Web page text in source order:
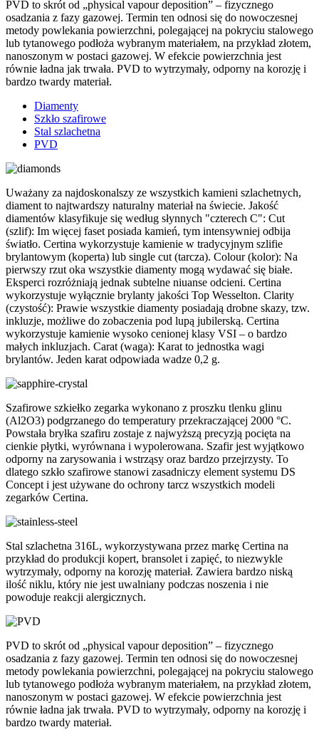
PVD to skrót od „physical vapour deposition” – fizycznego
osadzania z fazy gazowej. Termin ten odnosi się do nowoczesnej
metody powlekania powierzchni, polegającej na pokryciu stalowego
lub tytanowego podłoża wybranym materiałem, na przykład złotem,
nanoszonym w postaci gazowej. W efekcie powierzchnia jest
równie ładna jak trwała. PVD to wytrzymały, odporny na korozję i
bardzo twardy materiał.
Diamenty
Szkło szafirowe
Stal szlachetna
PVD
Uważany za najdoskonalszy ze wszystkich kamieni szlachetnych,
diament to najtwardszy naturalny materiał na świecie. Jakość
diamentów klasyfikuje się według słynnych "czterech C": Cut
(szlif): Im więcej faset posiada kamień, tym intensywniej odbija
światło. Certina wykorzystuje kamienie w tradycyjnym szlifie
brylantowym (koperta) lub single cut (tarcza). Colour (kolor): Na
pierwszy rzut oka wszystkie diamenty mogą wydawać się białe.
Eksperci rozróżniają jednak subtelne niuanse odcieni. Certina
wykorzystuje wyłącznie brylanty jakości Top Wesselton. Clarity
(czystość): Prawie wszystkie diamenty posiadają drobne skazy, tzw.
inkluzje, możliwe do zobaczenia pod lupą jubilerską. Certina
wykorzystuje kamienie wysoko cenionej klasy VSI – o bardzo
małych inkluzjach. Carat (waga): Karat to jednostka wagi
brylantów. Jeden karat odpowiada wadze 0,2 g.
Szafirowe szkiełko zegarka wykonano z proszku tlenku glinu
(Al2O3) podgrzanego do temperatury przekraczającej 2000 °C.
Powstała bryłka szafiru zostaje z najwyższą precyzją pocięta na
cienkie płytki, wyrównana i wypolerowana. Szafir jest wyjątkowo
odporny na zarysowania i wstrząsy oraz bardzo przejrzysty. To
dlatego szkło szafirowe stanowi zasadniczy element systemu DS
Concept i jest używane do ochrony tarcz wszystkich modeli
zegarków Certina.
Stal szlachetna 316L, wykorzystywana przez markę Certina na
przykład do produkcji kopert, bransolet i zapięć, to niezwykle
wytrzymały, odporny na korozję materiał. Zawiera bardzo niską
ilość niklu, który nie jest uwalniany podczas noszenia i nie
powoduje reakcji alergicznych.
PVD to skrót od „physical vapour deposition” – fizycznego
osadzania z fazy gazowej. Termin ten odnosi się do nowoczesnej
metody powlekania powierzchni, polegającej na pokryciu stalowego
lub tytanowego podłoża wybranym materiałem, na przykład złotem,
nanoszonym w postaci gazowej. W efekcie powierzchnia jest
równie ładna jak trwała. PVD to wytrzymały, odporny na korozję i
bardzo twardy materiał.